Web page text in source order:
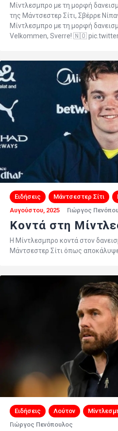
Μίντλεσμπρο με τη μορφή
της Μάντσεστερ Σίτι, Σβέρρε
Μίντλεσμπρο με τη μορφή
Velkommen, Sverre! 🇳🇴
Ειδήσεις Μάντσεστερ Σίτι
Αυγούστου, 2025
Γιώργος
Κοντά στη
Η Μίντλεσμπρο κοντά στον
Μάντσεστερ Σίτι όπως
Ειδήσεις Λούτον
Γιώργος Πενόπουλος